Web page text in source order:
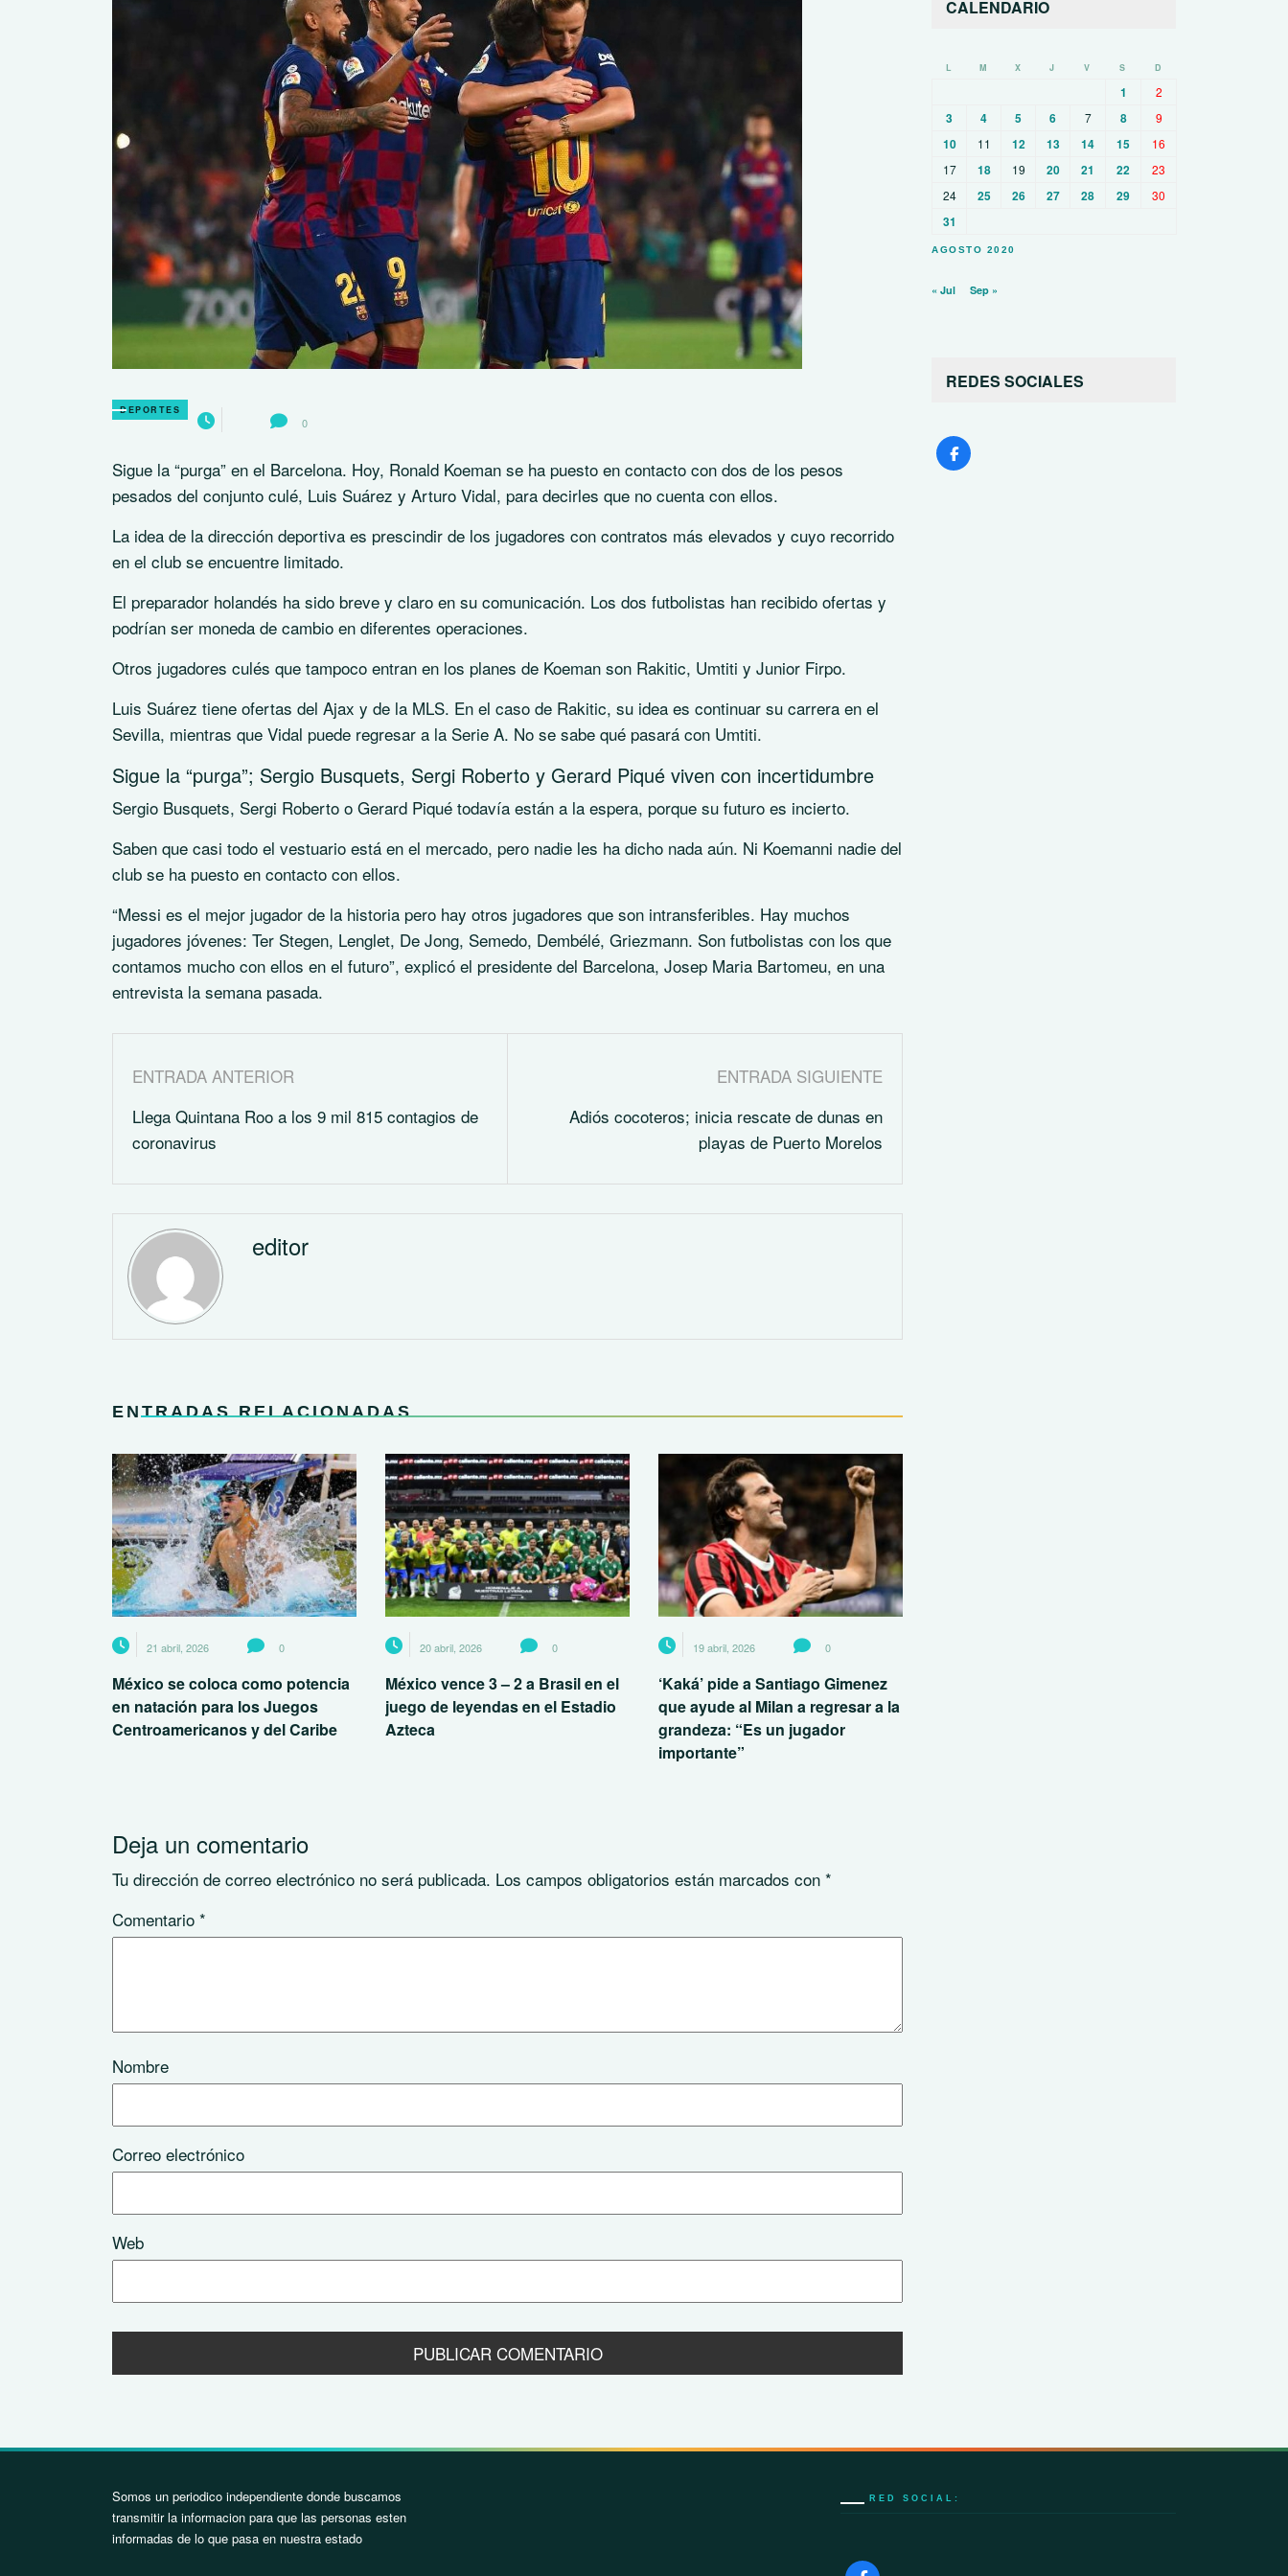
DEPORTES
0
Sigue la “purga” en el Barcelona. Hoy, Ronald Koeman se ha puesto en contacto con dos de los pesos
pesados del conjunto culé, Luis Suárez y Arturo Vidal, para decirles que no cuenta con ellos.
La idea de la dirección deportiva es prescindir de los jugadores con contratos más elevados y cuyo recorrido
en el club se encuentre limitado.
El preparador holandés ha sido breve y claro en su comunicación. Los dos futbolistas han recibido ofertas y
podrían ser moneda de cambio en diferentes operaciones.
Otros jugadores culés que tampoco entran en los planes de Koeman son Rakitic, Umtiti y Junior Firpo.
Luis Suárez tiene ofertas del Ajax y de la MLS. En el caso de Rakitic, su idea es continuar su carrera en el
Sevilla, mientras que Vidal puede regresar a la Serie A. No se sabe qué pasará con Umtiti.
Sigue la “purga”; Sergio Busquets, Sergi Roberto y Gerard Piqué viven con incertidumbre
Sergio Busquets, Sergi Roberto o Gerard Piqué todavía están a la espera, porque su futuro es incierto.
Saben que casi todo el vestuario está en el mercado, pero nadie les ha dicho nada aún. Ni Koemanni nadie del
club se ha puesto en contacto con ellos.
“Messi es el mejor jugador de la historia pero hay otros jugadores que son intransferibles. Hay muchos
jugadores jóvenes: Ter Stegen, Lenglet, De Jong, Semedo, Dembélé, Griezmann. Son futbolistas con los que
contamos mucho con ellos en el futuro”, explicó el presidente del Barcelona, Josep Maria Bartomeu, en una
entrevista la semana pasada.
ENTRADA ANTERIOR
Llega Quintana Roo a los 9 mil 815 contagios de
coronavirus
ENTRADA SIGUIENTE
Adiós cocoteros; inicia rescate de dunas en
playas de Puerto Morelos
editor
ENTRADAS RELACIONADAS
21 abril, 2026 0
México se coloca como potencia
en natación para los Juegos
Centroamericanos y del Caribe
20 abril, 2026 0
México vence 3 – 2 a Brasil en el
juego de leyendas en el Estadio
Azteca
19 abril, 2026 0
‘Kaká’ pide a Santiago Gimenez
que ayude al Milan a regresar a la
grandeza: “Es un jugador
importante”
Deja un comentario
Tu dirección de correo electrónico no será publicada. Los campos obligatorios están marcados con *
Comentario *
Nombre
Correo electrónico
Web
CALENDARIO
AGOSTO 2020
L M X J V S D
1 2
3 4 5 6 7 8 9
10 11 12 13 14 15
16
17
18 19 20 21 22
23
24
25 26 27 28 29 30
31
« Jul Sep »
REDES SOCIALES
Somos un periodico independiente donde buscamos
transmitir la informacion para que las personas esten
informadas de lo que pasa en nuestra estado
RED SOCIAL: